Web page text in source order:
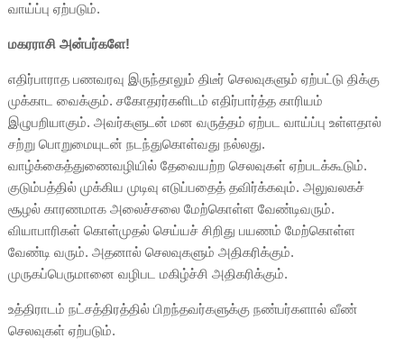
வாய்ப்பு ஏற்படும்.
மகரராசி அன்பர்களே!
எதிர்பாராத பணவரவு இருந்தாலும் திடீர் செலவுகளும் ஏற்பட்டு திக்கு
முக்காட வைக்கும். சகோதரர்களிடம் எதிர்பார்த்த காரியம்
இழுபறியாகும். அவர்களுடன் மன வருத்தம் ஏற்பட வாய்ப்பு உள்ளதால்
சற்று பொறுமையுடன் நடந்துகொள்வது நல்லது.
வாழ்க்கைத்துணைவழியில் தேவையற்ற செலவுகள் ஏற்படக்கூடும்.
குடும்பத்தில் முக்கிய முடிவு எடுப்பதைத் தவிர்க்கவும். அலுவலகச்
சூழல் காரணமாக அலைச்சலை மேற்கொள்ள வேண்டிவரும்.
வியாபாரிகள் கொள்முதல் செய்யச் சிறிது பயணம் மேற்கொள்ள
வேண்டி வரும். அதனால் செலவுகளும் அதிகரிக்கும்.
முருகப்பெருமானை வழிபட மகிழ்ச்சி அதிகரிக்கும்.
உத்திராடம் நட்சத்திரத்தில் பிறந்தவர்களுக்கு நண்பர்களால் வீண்
செலவுகள் ஏற்படும்.